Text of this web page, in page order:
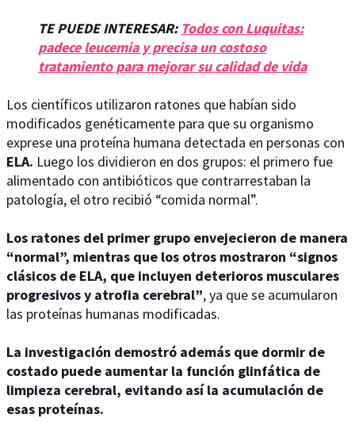
TE PUEDE INTERESAR: Todos con Luquitas:
padece leucemia y precisa un costoso
tratamiento para mejorar su calidad de vida
Los científicos utilizaron ratones que habían sido
modificados genéticamente para que su organismo
exprese una proteína humana detectada en personas con
ELA. Luego los dividieron en dos grupos: el primero fue
alimentado con antibióticos que contrarrestaban la
patología, el otro recibió “comida normal”.
Los ratones del primer grupo envejecieron de manera
“normal”, mientras que los otros mostraron “signos
clásicos de ELA, que incluyen deterioros musculares
progresivos y atrofia cerebral”, ya que se acumularon
las proteínas humanas modificadas.
La investigación demostró además que dormir de
costado puede aumentar la función glinfática de
limpieza cerebral, evitando así la acumulación de
esas proteínas.